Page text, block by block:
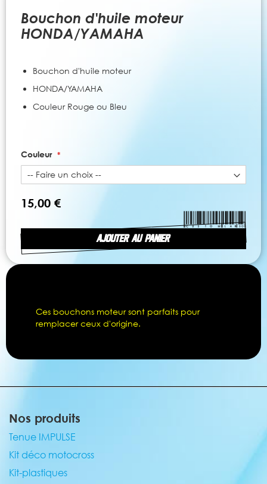
Bouchon d'huile moteur
HONDA/YAMAHA
Bouchon d'huile moteur
HONDA/YAMAHA
Couleur Rouge ou Bleu
Couleur
AJOUTER AU PANIER
15,00 €
beginning
gallery
Ces bouchons moteur sont parfaits pour
remplacer ceux d'origine.
Nos produits
Tenue IMPULSE
Kit déco motocross
Kit-plastiques